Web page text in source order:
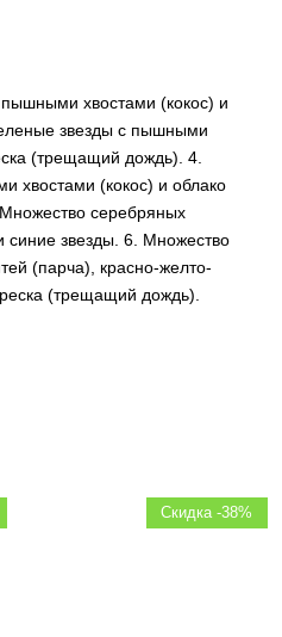
хвостами (кокос) и
звезды с пышными
(трещащий дождь). 4.
хвостами (кокос) и облако
серебряных
звезды. 6. Множество
(парча), красно-желто-
(трещащий дождь).
Скидка -38%